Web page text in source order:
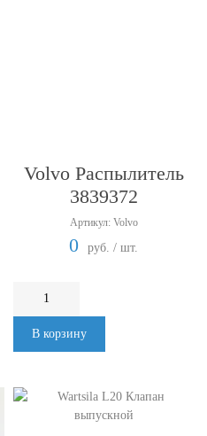
Volvo Распылитель
3839372
Артикул: Volvo
0 руб. / шт.
В корзину